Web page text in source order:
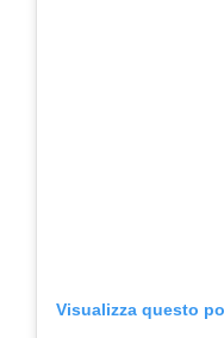
Visualizza questo